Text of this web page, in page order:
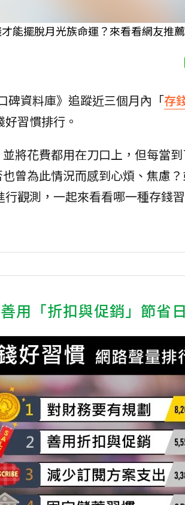
能擺脫月光族命運？來看看網友推
碑資料庫》追蹤近三個月內「存
好習慣排行。
將花費都用在刀口上，但每當
曾為此情況而感到心煩、焦慮
觀測，一起來看看哪一種存錢
用「折扣與促銷」節省